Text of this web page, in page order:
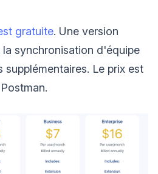
gratuite. Une version
synchronisation d'équipe
Le prix est